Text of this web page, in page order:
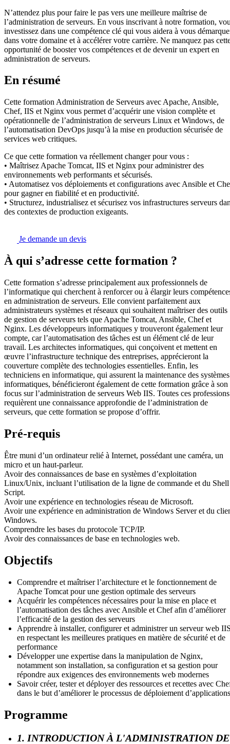
N’attendez plus pour faire le pas vers une meilleure maîtrise de
l’administration de serveurs. En vous inscrivant à notre formation,
investissez dans une compétence clé qui vous aidera à vous
dans votre domaine et à accélérer votre carrière. Ne manquez pas
opportunité de booster vos compétences et de devenir un expert en
administration de serveurs.
En résumé
Cette formation Administration de Serveurs avec Apache, Ansible,
Chef, IIS et Nginx vous permet d’acquérir une vision complète et
opérationnelle de l’administration de serveurs Linux et Windows, de
l’automatisation DevOps jusqu’à la mise en production sécurisée de
services web critiques.
Ce que cette formation va réellement changer pour vous :
• Maîtrisez Apache Tomcat, IIS et Nginx pour administrer des
environnements web performants et sécurisés.
• Automatisez vos déploiements et configurations avec Ansible et
pour gagner en fiabilité et en productivité.
• Structurez, industrialisez et sécurisez vos infrastructures serveurs
des contextes de production exigeants.
Je demande un devis
À qui s’adresse cette formation ?
Cette formation s’adresse principalement aux professionnels de
l’informatique qui cherchent à renforcer ou à élargir leurs
en administration de serveurs. Elle convient parfaitement aux
administrateurs systèmes et réseaux qui souhaitent maîtriser des outils
de gestion de serveurs tels que Apache Tomcat, Ansible, Chef et
Nginx. Les développeurs informatiques y trouveront également leur
compte, car l’automatisation des tâches est un élément clé de leur
travail. Les architectes informatiques, qui conçoivent et mettent en
œuvre l’infrastructure technique des entreprises, apprécieront la
couverture complète des technologies essentielles. Enfin, les
techniciens en informatique, qui assurent la maintenance des systèmes
informatiques, bénéficieront également de cette formation grâce à son
focus sur l’administration de serveurs Web IIS. Toutes ces professions
requièrent une connaissance approfondie de l’administration de
serveurs, que cette formation se propose d’offrir.
Pré-requis
Être muni d’un ordinateur relié à Internet, possédant une caméra, un
micro et un haut-parleur.
Avoir des connaissances de base en systèmes d’exploitation
Linux/Unix, incluant l’utilisation de la ligne de commande et du Shell
Script.
Avoir une expérience en technologies réseau de Microsoft.
Avoir une expérience en administration de Windows Server et du
Windows.
Comprendre les bases du protocole TCP/IP.
Avoir des connaissances de base en technologies web.
Objectifs
Comprendre et maîtriser l’architecture et le fonctionnement de
Apache Tomcat pour une gestion optimale des serveurs
Acquérir les compétences nécessaires pour la mise en place et
l’automatisation des tâches avec Ansible et Chef afin d’améliorer
l’efficacité de la gestion des serveurs
Apprendre à installer, configurer et administrer un serveur web
en respectant les meilleures pratiques en matière de sécurité et de
performance
Développer une expertise dans la manipulation de Nginx,
notamment son installation, sa configuration et sa gestion pour
répondre aux exigences des environnements web modernes
Savoir créer, tester et déployer des ressources et recettes avec
dans le but d’améliorer le processus de déploiement
Programme
1. INTRODUCTION À L'ADMINISTRATION DE